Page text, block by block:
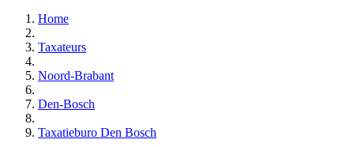
Home
Taxateurs
Noord-Brabant
Den-Bosch
Taxatieburo Den Bosch